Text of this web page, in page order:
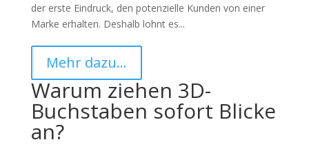
der erste Eindruck, den potenzielle Kunden von einer
Marke erhalten. Deshalb lohnt es...
Mehr dazu…
Warum ziehen 3D-
Buchstaben sofort Blicke
an?